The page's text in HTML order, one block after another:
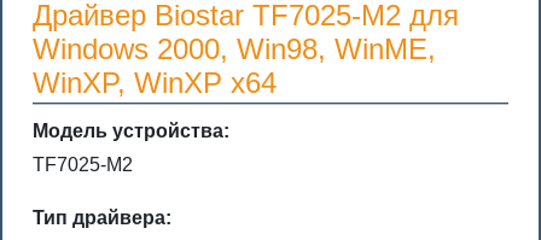
Драйвер Biostar TF7025-M2 для
Windows 2000, Win98, WinME,
WinXP, WinXP x64
Модель устройства:
TF7025-M2
Тип драйвера: